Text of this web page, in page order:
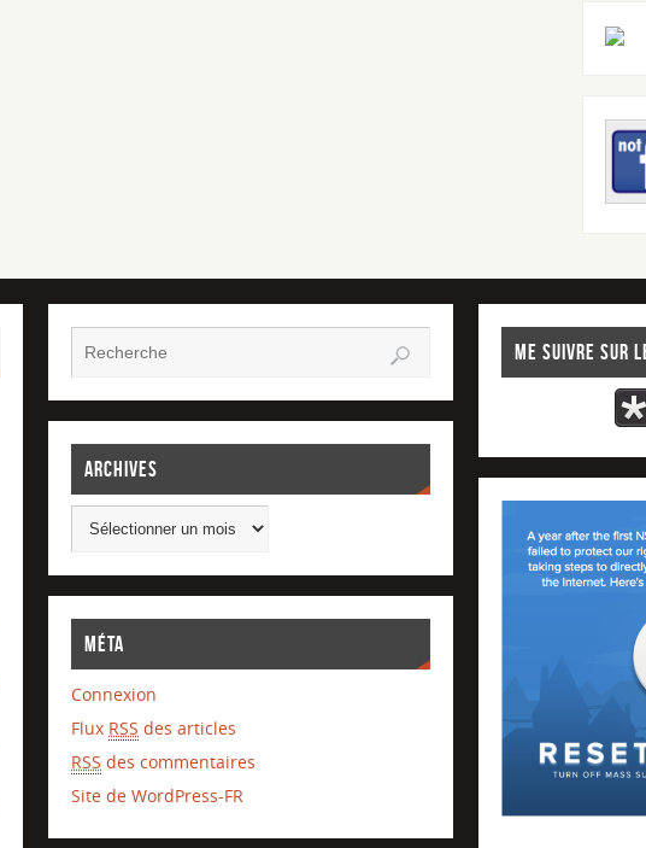
Archives
Méta
Connexion
Flux RSS des articles
RSS des commentaires
Site de WordPress-FR
Me suivre sur